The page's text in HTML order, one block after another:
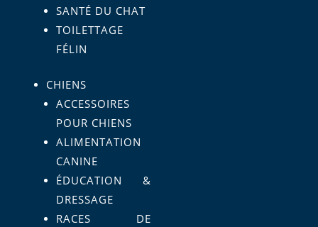
SANTÉ DU CHAT
TOILETTAGE
FÉLIN
CHIENS
ACCESSOIRES
POUR CHIENS
ALIMENTATION
CANINE
ÉDUCATION &
DRESSAGE
RACES DE